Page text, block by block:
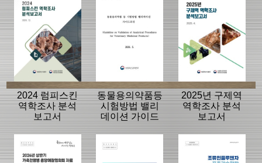
2024 럼피스킨
역학조사 분석
보고서
동물용의약품등
시험방법 밸리
데이션 가이드
2025년 구제역
역학조사 분석
보고서